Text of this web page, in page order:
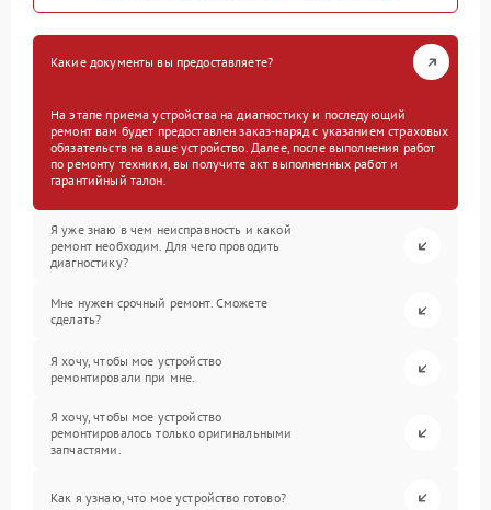
Какие документы вы предоставляете?
На этапе приема устройства на диагностику и последующий
ремонт вам будет предоставлен заказ-наряд с указанием страховых
обязательств на ваше устройство. Далее, после выполнения работ
по ремонту техники, вы получите акт выполненных работ и
гарантийный талон.
Я уже знаю в чем неисправность и какой
ремонт необходим. Для чего проводить
диагностику?
Мне нужен срочный ремонт. Сможете
сделать?
Я хочу, чтобы мое устройство
ремонтировали при мне.
Я хочу, чтобы мое устройство
ремонтировалось только оригинальными
запчастями.
Как я узнаю, что мое устройство готово?